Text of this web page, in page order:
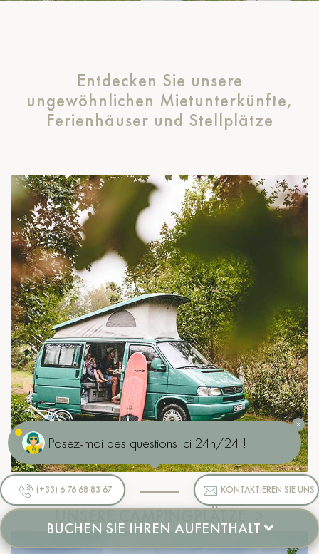
(+33) 6 76 68 83 67 KONTAKTIEREN SIE UNS
BUCHEN SIE IHREN AUFENTHALT
Entdecken Sie unsere
ungewöhnlichen Mietunterkünfte,
Ferienhäuser und Stellplätze
UNSERE CAMPINGPLÄTZE
Posez-moi des questions ici 24h/24 !